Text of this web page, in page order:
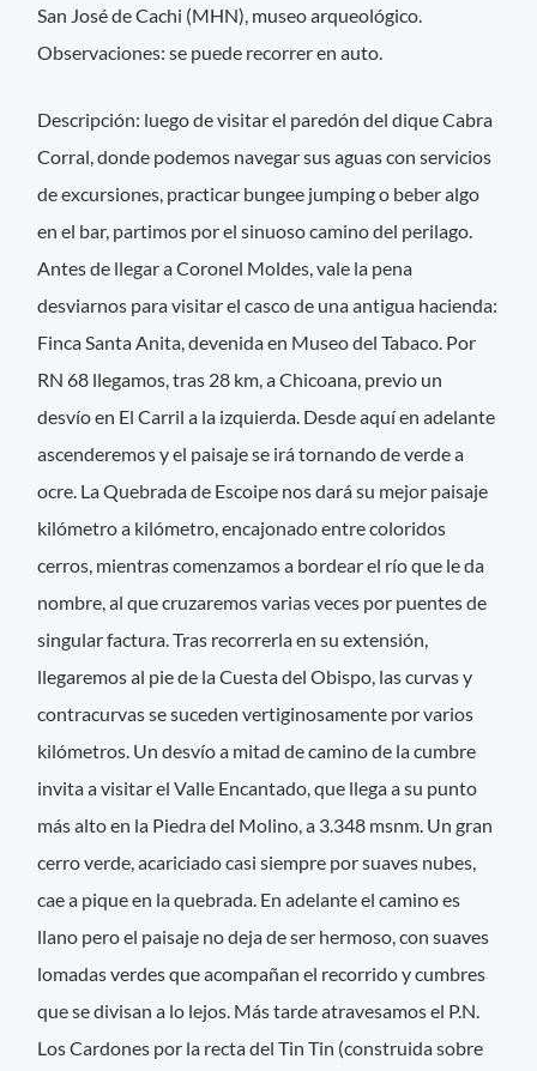
San José de Cachi (MHN), museo arqueológico.
Observaciones: se puede recorrer en auto.
Descripción: luego de visitar el paredón del dique Cabra
Corral, donde podemos navegar sus aguas con servicios
de excursiones, practicar bungee jumping o beber algo
en el bar, partimos por el sinuoso camino del perilago.
Antes de llegar a Coronel Moldes, vale la pena
desviarnos para visitar el casco de una antigua hacienda:
Finca Santa Anita, devenida en Museo del Tabaco. Por
RN 68 llegamos, tras 28 km, a Chicoana, previo un
desvío en El Carril a la izquierda. Desde aquí en adelante
ascenderemos y el paisaje se irá tornando de verde a
ocre. La Quebrada de Escoipe nos dará su mejor paisaje
kilómetro a kilómetro, encajonado entre coloridos
cerros, mientras comenzamos a bordear el río que le da
nombre, al que cruzaremos varias veces por puentes de
singular factura. Tras recorrerla en su extensión,
llegaremos al pie de la Cuesta del Obispo, las curvas y
contracurvas se suceden vertiginosamente por varios
kilómetros. Un desvío a mitad de camino de la cumbre
invita a visitar el Valle Encantado, que llega a su punto
más alto en la Piedra del Molino, a 3.348 msnm. Un gran
cerro verde, acariciado casi siempre por suaves nubes,
cae a pique en la quebrada. En adelante el camino es
llano pero el paisaje no deja de ser hermoso, con suaves
lomadas verdes que acompañan el recorrido y cumbres
que se divisan a lo lejos. Más tarde atravesamos el P.N.
Los Cardones por la recta del Tin Tin (construida sobre